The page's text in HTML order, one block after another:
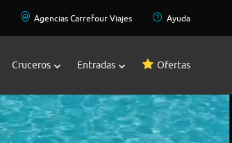
Agencias Carrefour Viajes Ayuda
Cruceros Entradas Ofertas